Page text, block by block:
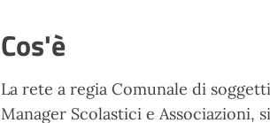
Cos'è
La rete a regia Comunale di
Manager Scolastici e